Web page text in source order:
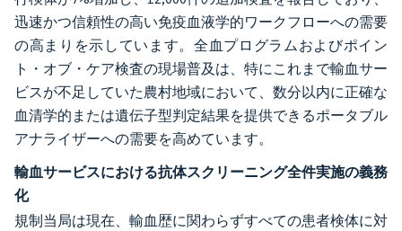
迅速かつ信頼性の高い免疫血液学的ワークフローへの需要
の高まりを示しています。全血プログラムおよびポイン
ト・オブ・ケア検査の現場普及は、特にこれまで輸血サー
ビスが不足していた農村地域において、数分以内に正確な
血清学的または遺伝子型判定結果を提供できるポータブル
アナライザーへの需要を高めています。
輸血サービスにおける抗体スクリーニング全件実施の義務
化
規制当局は現在、輸血歴に関わらずすべての患者検体に対